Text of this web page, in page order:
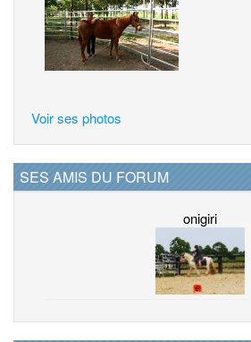
Voir ses photos
SES AMIS DU FORUM
onigiri